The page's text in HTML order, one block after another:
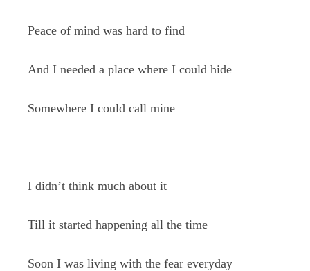
Peace of mind was hard to find
And I needed a place where I could hide
Somewhere I could call mine
I didn’t think much about it
Till it started happening all the time
Soon I was living with the fear everyday